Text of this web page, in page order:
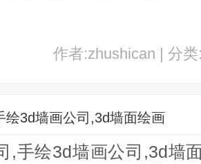
作者:zhushican | 分
绘3d墙画公司,3d墙面绘画
,手绘3d墙画公司,3d墙